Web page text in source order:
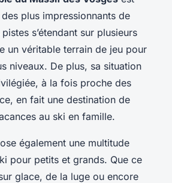
des plus impressionnants de
s’étendant sur plusieurs
un véritable terrain de jeu pour
niveaux. De plus, sa situation
à la fois proche des
en fait une destination de
au ski en famille.
également une multitude
pour petits et grands. Que ce
glace, de la luge ou encore